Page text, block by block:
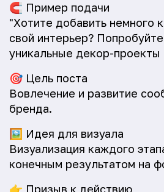
🧲 Пример подачи
"Хотите добавить немного
свой интерьер?
уникальные декор-проекты
🎯 Цель поста
Вовлечение и развитие
бренда.
🖼️ Идея для визуала
Визуализация каждого
конечным результатом на
👉 Призыв к действию